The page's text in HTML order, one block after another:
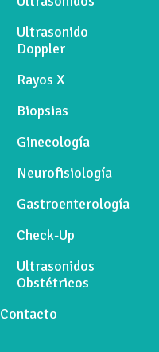
Ultrasonido
Doppler
Rayos X
Biopsias
Ginecología
Neurofisiología
Gastroenterología
Check-Up
Ultrasonidos
Obstétricos
Contacto